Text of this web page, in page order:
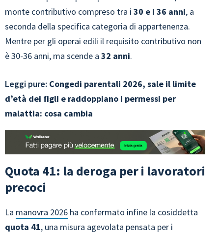
monte contributivo compreso tra i 30 e i 36 anni, a
seconda della specifica categoria di appartenenza.
Mentre per gli operai edili il requisito contributivo non
è 30-36 anni, ma scende a 32 anni.
Leggi pure: Congedi parentali 2026, sale il limite
d’età dei figli e raddoppiano i permessi per
malattia: cosa cambia
Quota 41: la deroga per i lavoratori
precoci
La manovra 2026 ha confermato infine la cosiddetta
quota 41, una misura agevolata pensata per i